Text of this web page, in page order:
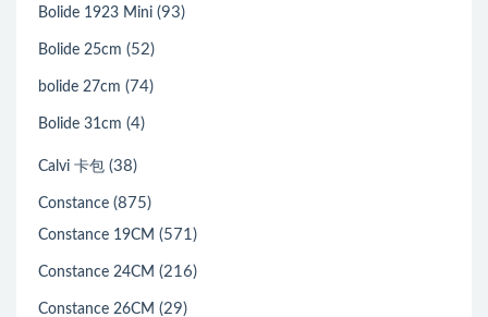
Bolide 1923 Mini (93)
Bolide 25cm (52)
bolide 27cm (74)
Bolide 31cm (4)
Calvi 卡包 (38)
Constance (875)
Constance 19CM (571)
Constance 24CM (216)
Constance 26CM (29)